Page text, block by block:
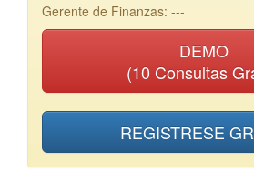
Gerente de Finanzas: ---
DEMO
(10 Consultas
REGISTRESE